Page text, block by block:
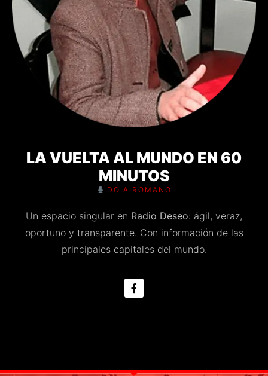
LA VUELTA AL MUNDO EN 60
MINUTOS
IDOIA ROMANO
Un espacio singular en Radio Deseo: ágil, veraz,
oportuno y transparente. Con información de las
principales capitales del mundo.